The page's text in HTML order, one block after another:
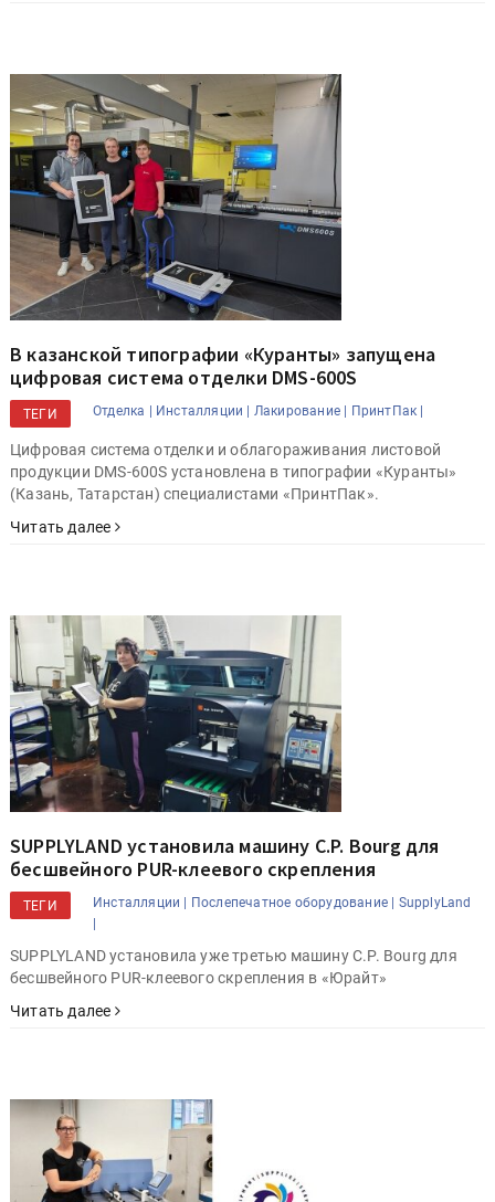
В казанской типографии «Куранты» запущена
цифровая система отделки DMS-600S
ТЕГИ Отделка | Инсталляции | Лакирование | ПринтПак |
Цифровая система отделки и облагораживания листовой
продукции DMS-600S установлена в типографии «Куранты»
(Казань, Татарстан) специалистами «ПринтПак».
Читать далее
SUPPLYLAND установила машину C.P. Bourg для
бесшвейного PUR-клеевого скрепления
ТЕГИ Инсталляции | Послепечатное оборудование | SupplyLand
|
SUPPLYLAND установила уже третью машину C.P. Bourg для
бесшвейного PUR-клеевого скрепления в «Юрайт»
Читать далее